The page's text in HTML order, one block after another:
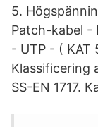
5.
Patch-kabel -
- UTP - ( KAT
Klassificering
SS-EN 1717.